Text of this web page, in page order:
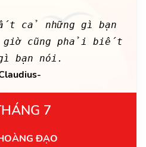
cả những gì bạn
giờ cũng phải biết
bạn nói.
7
ĐẠO